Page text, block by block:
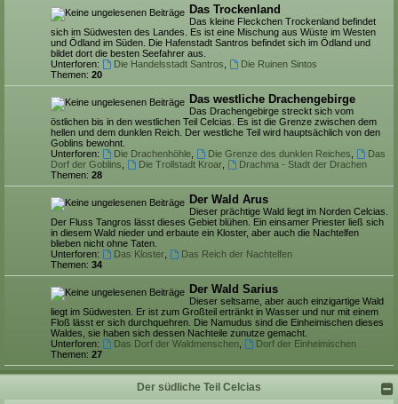
Das Trockenland
Das kleine Fleckchen Trockenland befindet
sich im Südwesten des Landes. Es ist eine Mischung aus Wüste im Westen
und Ödland im Süden. Die Hafenstadt Santros befindet sich im Ödland und
bildet dort die besten Seefahrer aus.
Unterforen:
Die Handelsstadt Santros
Die Ruinen Sintos
Themen: 20
Das westliche Drachengebirge
Das Drachengebirge streckt sich vom
östlichen bis in den westlichen Teil Celcias. Es ist die Grenze zwischen dem
hellen und dem dunklen Reich. Der westliche Teil wird hauptsächlich von den
Goblins bewohnt.
Unterforen:
Die Drachenhöhle, Die Grenze des dunklen Reiches
Das
Dorf der Goblins
Die Trollstadt Kroar,
Drachma - Stadt der Drachen
Themen: 28
Der Wald Arus
Dieser prächtige Wald liegt im Norden Celcias.
Der Fluss Tangros lässt dieses Gebiet blühen. Ein einsamer Priester ließ sich
in diesem Wald nieder und erbaute ein Kloster, aber auch die Nachtelfen
blieben nicht ohne Taten.
Unterforen:
Das Kloster,
Das Reich der Nachtelfen
Themen: 34
Der Wald Sarius
Dieser seltsame, aber auch einzigartige Wald
liegt im Südwesten. Er ist zum Großteil ertränkt in Wasser und nur mit einem
Floß lässt er sich durchquehren. Die Namudus sind die Einheimischen dieses
Waldes, sie haben sich dessen Nachteile zunutze gemacht.
Unterforen:
Das Dorf der Waldmenschen,
Dorf der Einheimischen
Themen: 27
Der südliche Teil Celcias